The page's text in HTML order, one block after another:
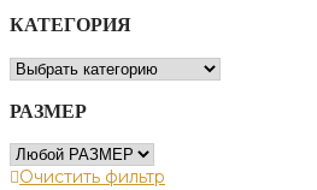
КАТЕГОРИЯ
РАЗМЕР
Очистить фильтр